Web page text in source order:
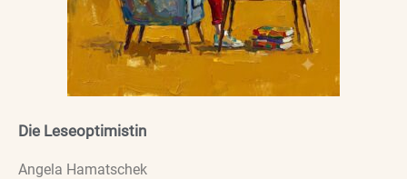
Die Leseoptimistin
Angela Hamatschek